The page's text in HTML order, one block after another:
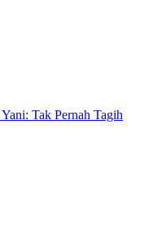
Tak Pernah Tagih